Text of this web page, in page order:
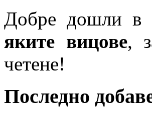
Добре дошли в
яките вицове,
четене!
Последно